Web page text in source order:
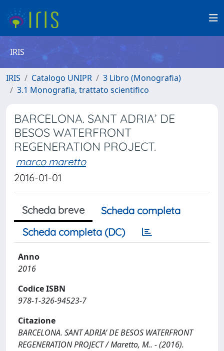
IRIS
IRIS Catalogo UNIPR
3 Libro (Monografia)
3.1 Monografia, trattato scientifico
BARCELONA. SANT ADRIA’ DE
BESOS WATERFRONT
REGENERATION PROJECT.
marco maretto
2016-01-01
Scheda breve
Scheda completa
Scheda completa (DC)
Anno
2016
Codice ISBN
978-1-326-94523-7
Citazione
BARCELONA. SANT ADRIA’ DE BESOS WATERFRONT
REGENERATION PROJECT / Maretto, M.. - (2016).